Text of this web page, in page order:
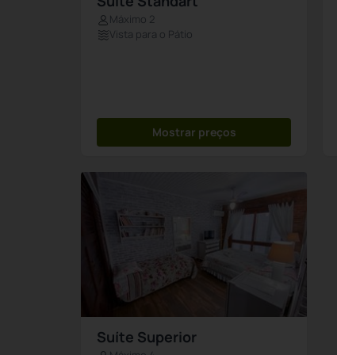
Máximo 2
Vista para o Pátio
Mostrar preços
Suíte Superior